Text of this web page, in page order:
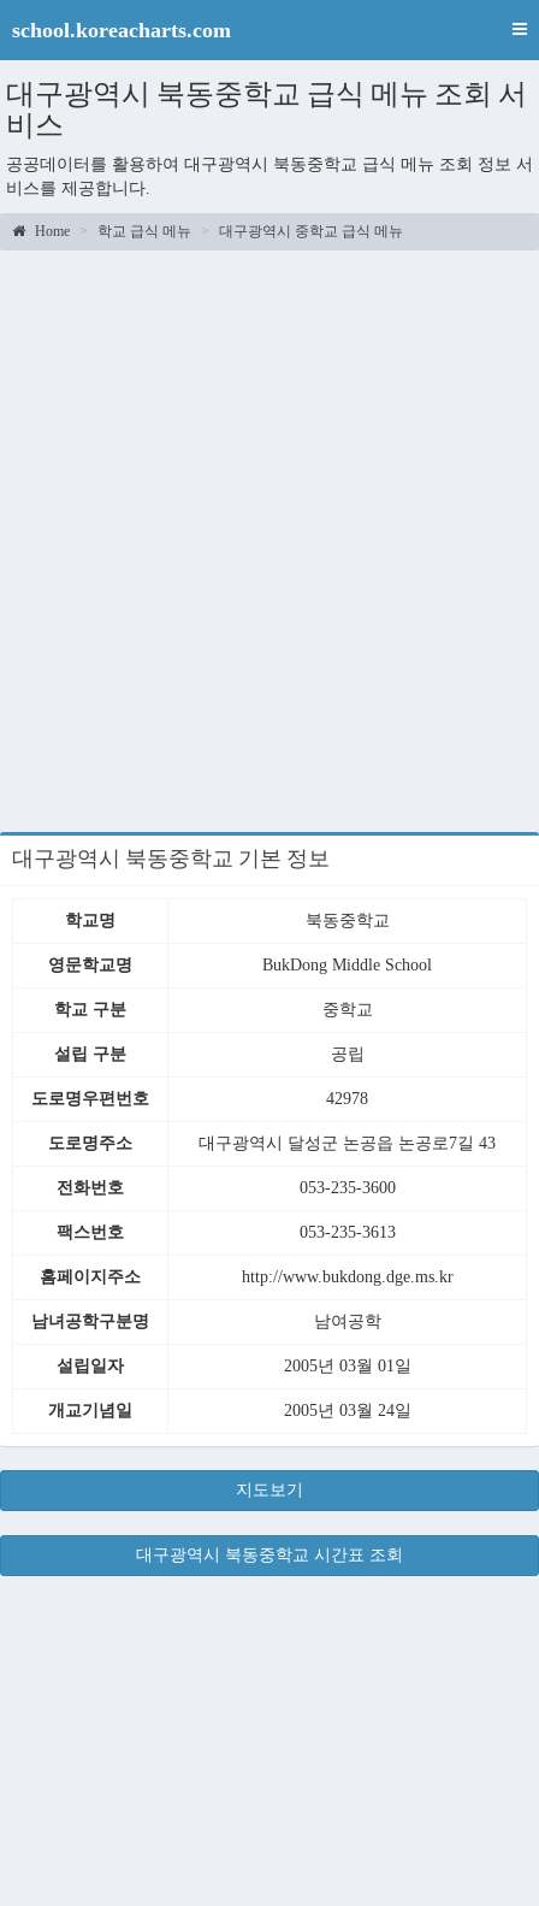
school.koreacharts.com
대구광역시 북동중학교 급식 메뉴 조회 서
비스
공공데이터를 활용하여 대구광역시 북동중학교 급식 메뉴 조회 정보 서
비스를 제공합니다.
Home 학교 급식 메뉴 대구광역시 중학교 급식 메뉴
대구광역시 북동중학교 기본 정보
학교명 북동중학교
영문학교명 BukDong Middle School
학교 구분 중학교
설립 구분 공립
도로명우편번호 42978
도로명주소 대구광역시 달성군 논공읍 논공로7길 43
전화번호 053-235-3600
팩스번호 053-235-3613
홈페이지주소 http://www.bukdong.dge.ms.kr
남녀공학구분명 남여공학
설립일자 2005년 03월 01일
개교기념일 2005년 03월 24일
지도보기
대구광역시 북동중학교 시간표 조회